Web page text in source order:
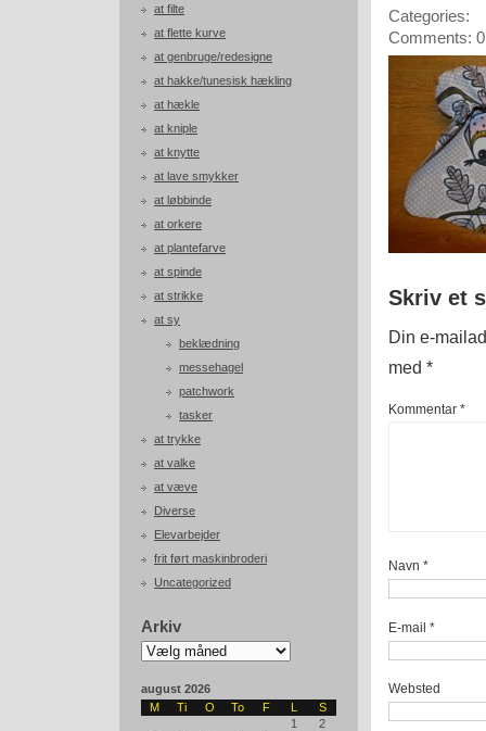
at filte
at flette kurve
at genbruge/redesigne
at hakke/tunesisk hækling
at hækle
at kniple
at knytte
at lave smykker
at løbbinde
at orkere
at plantefarve
at spinde
at strikke
at sy
beklædning
messehagel
patchwork
tasker
at trykke
at valke
at væve
Diverse
Elevarbejder
frit ført maskinbroderi
Uncategorized
Arkiv
Arkiv
august 2026
M
Ti O To F L
S
1
2
Categories:
Comments: 0
Skriv et
Din e-
med *
Kommentar *
Navn *
E-mail *
Websted